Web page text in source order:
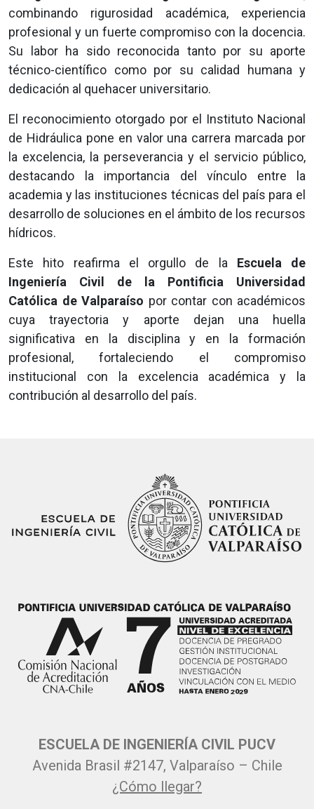
combinando rigurosidad académica, experiencia
profesional y un fuerte compromiso con la docencia.
Su labor ha sido reconocida tanto por su aporte
técnico-científico como por su calidad humana y
dedicación al quehacer universitario.
El reconocimiento otorgado por el Instituto Nacional
de Hidráulica pone en valor una carrera marcada por
la excelencia, la perseverancia y el servicio público,
destacando la importancia del vínculo entre la
academia y las instituciones técnicas del país para el
desarrollo de soluciones en el ámbito de los recursos
hídricos.
Este hito reafirma el orgullo de la Escuela de
Ingeniería Civil de la Pontificia Universidad
Católica de Valparaíso por contar con académicos
cuya trayectoria y aporte dejan una huella
significativa en la disciplina y en la formación
profesional, fortaleciendo el compromiso
institucional con la excelencia académica y la
contribución al desarrollo del país.
ESCUELA DE INGENIERÍA CIVIL PUCV
Avenida Brasil #2147, Valparaíso – Chile
¿Cómo llegar?